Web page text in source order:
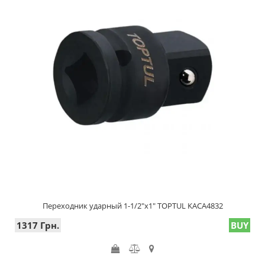
Переходник ударный 1-1/2"х1" TOPTUL KACA4832
1317 Грн. BUY